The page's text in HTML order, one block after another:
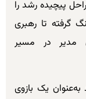
پیچیده رشد را
گرفته تا رهبری
مدیر در مسیر
یک بازوی